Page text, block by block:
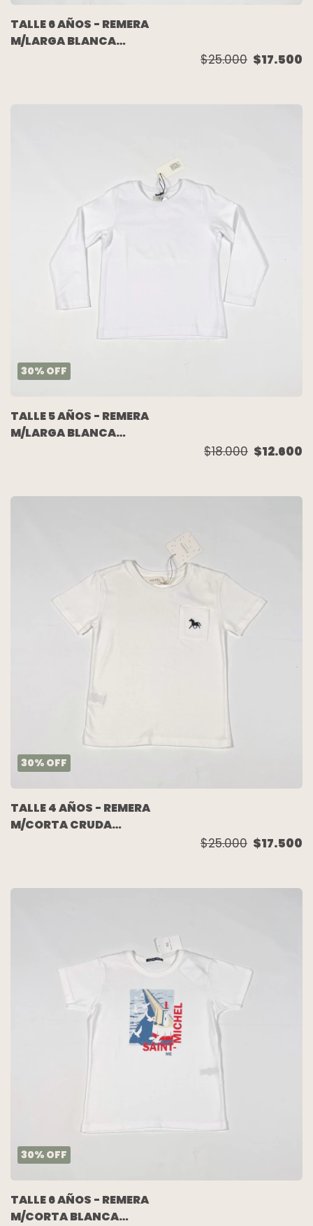
TALLE 6 AÑOS - REMERA
M/LARGA BLANCA
$25.000 $17.500
30% OFF
TALLE 5 AÑOS - REMERA
M/LARGA BLANCA
$18.000 $12.600
30% OFF
TALLE 4 AÑOS - REMERA
M/CORTA CRUDA
$25.000 $17.500
30% OFF
TALLE 6 AÑOS - REMERA
M/CORTA BLANCA